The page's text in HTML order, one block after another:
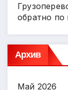
обратно по
Архив
Май 2026